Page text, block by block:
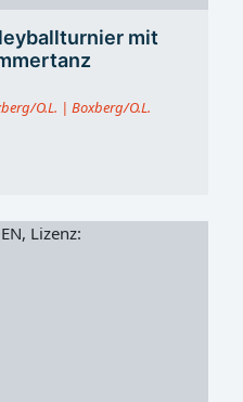
mit
O.L. | Boxberg/O.L.